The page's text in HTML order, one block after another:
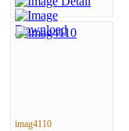
imag4110